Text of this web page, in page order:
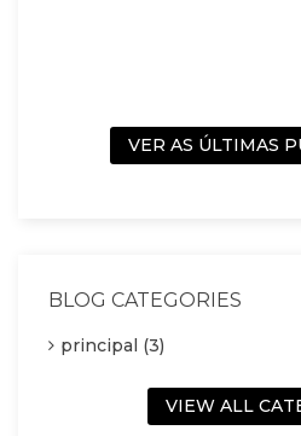
VER AS ÚLTIMAS
BLOG CATEGORIES
principal (3)
VIEW ALL